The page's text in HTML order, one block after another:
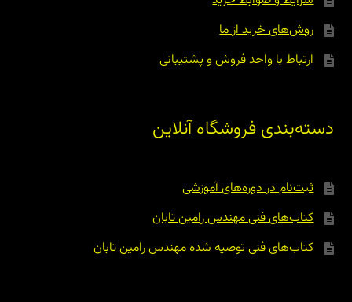
روش‌های خرید از ما
ارتباط با واحد فروش و پشتیبانی
دسته‌بندی فروشگاه آنلاین
ثبت‌نام در دوره‌های آموزشی
کتاب‌های فنی مهندس رامین تابان
کتاب‌های فنی توصیه شده مهندس رامین تابان